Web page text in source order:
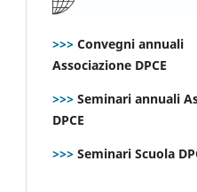
>>> Convegni annuali
Associazione DPCE
>>> Seminari annuali
DPCE
>>> Seminari Scuola